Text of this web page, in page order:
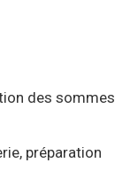
des sommes
préparation